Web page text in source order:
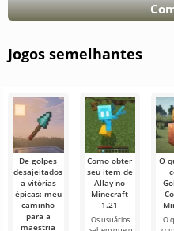
Jogos semelhantes
De golpes
desajeitados
a vitórias
épicas: meu
caminho
para a
maestria
Como obter
seu item de
Allay no
Minecraft
1.21
Os usuários
O
O